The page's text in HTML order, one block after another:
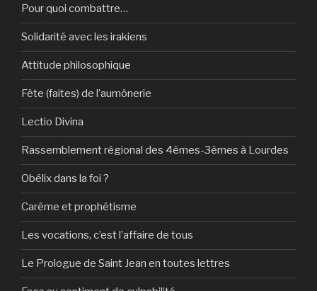
Pour quoi combattre…
Solidarité avec les irakiens
Attitude philosophique
Fête (faites) de l’aumônerie
Lectio Divina
Rassemblement régional des 4èmes-3èmes à Lourdes
Obélix dans la foi ?
Carême et prophétisme
Les vocations, c’est l’affaire de tous
Le Prologue de Saint Jean en toutes lettres